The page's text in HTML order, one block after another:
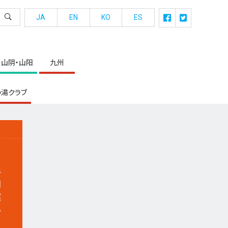
山阴・山阳 九州
クラブ
JA EN KO ES